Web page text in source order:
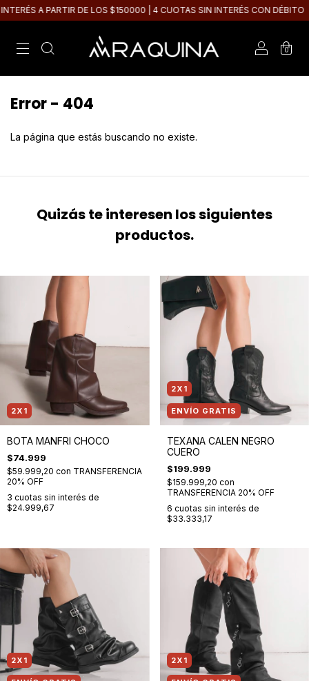
A PARTIR DE LOS $150000 | 4 CUOTAS SIN INTERÉS CON DÉBITO
0
Error - 404
La página que estás buscando no existe.
Quizás te interesen los siguientes
productos.
2X1
BOTA MANFRI CHOCO
$74.999
$59.999,20 con TRANSFERENCIA
20% OFF
3 cuotas sin interés de
$24.999,67
2X1
ENVÍO GRATIS
TEXANA CALEN NEGRO
CUERO
$199.999
$159.999,20 con
TRANSFERENCIA 20% OFF
6 cuotas sin interés de
$33.333,17
2X1 2X1